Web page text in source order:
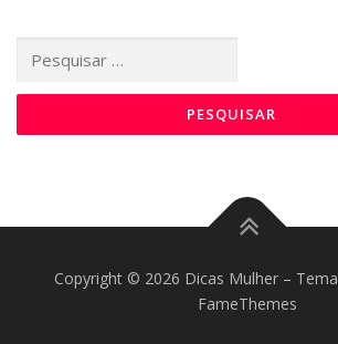
por:
Copyright © 2026 Dicas Mulher – Tema
FameThemes